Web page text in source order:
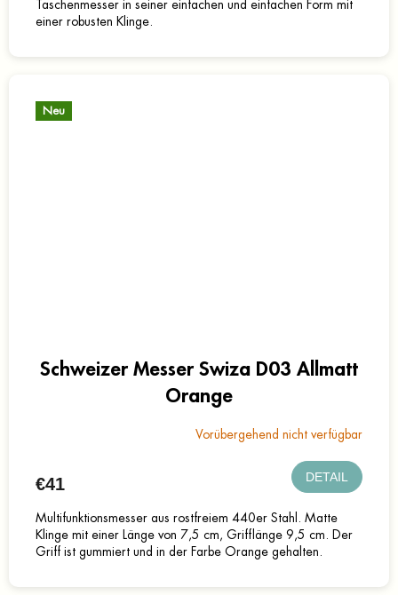
Taschenmesser in seiner einfachen und einfachen Form mit
einer robusten Klinge.
Neu
Schweizer Messer Swiza D03 Allmatt
Orange
Vorübergehend nicht verfügbar
€41 DETAIL
Multifunktionsmesser aus rostfreiem 440er Stahl. Matte
Klinge mit einer Länge von 7,5 cm, Grifflänge 9,5 cm. Der
Griff ist gummiert und in der Farbe Orange gehalten.